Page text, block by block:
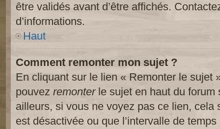
être validés avant d’être affichés.
d’informations.
Haut
Comment remonter mon sujet ?
En cliquant sur le lien « Remonter le sujet
pouvez remonterle sujet en haut du forum
ailleurs, si vous ne voyez pas ce lien, cela
est désactivée ou que l’intervalle de